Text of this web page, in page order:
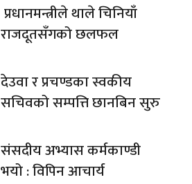
प्रधानमन्त्रीले थाले चिनियाँ
राजदूतसँगको छलफल
देउवा र प्रचण्डका स्वकीय
सचिवको सम्पत्ति छानबिन सुरु
संसदीय अभ्यास कर्मकाण्डी
भयो : विपिन आचार्य